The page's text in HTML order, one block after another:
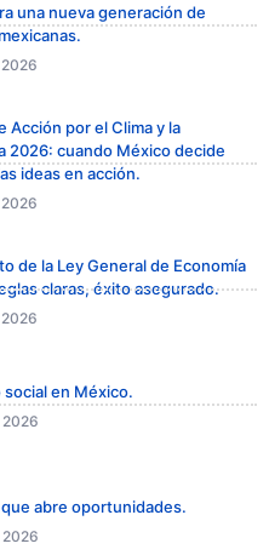
una nueva generación de
Acción por el Clima y la
2026: cuando México decide
ideas en acción.
de la Ley General de Economía
claras, éxito asegurado.
social en México.
que abre oportunidades.